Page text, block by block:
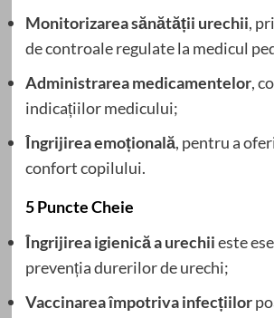
Monitorizarea sănătății urechii,
de controale regulate la medicul
Administrarea medicamentelor,
indicațiilor medicului;
Îngrijirea emoțională, pentru a
confort copilului.
5 Puncte Cheie
Îngrijirea igienică a urechiieste
prevenția durerilor de urechi;
Vaccinarea împotriva infecțiilor